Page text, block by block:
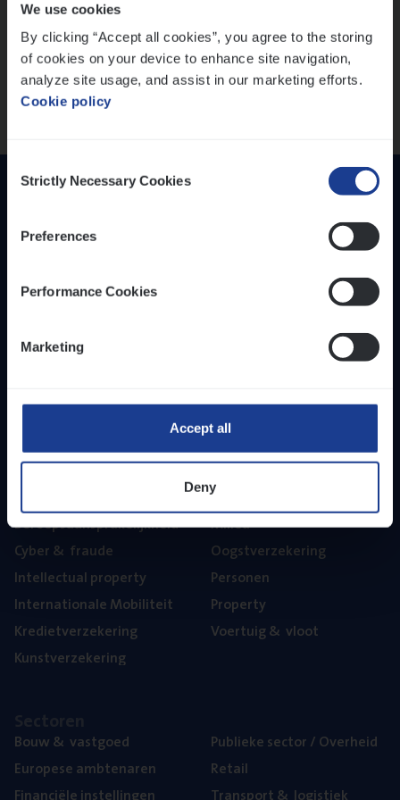
We use cookies
By clicking “Accept all cookies”, you agree to the storing
of cookies on your device to enhance site navigation,
analyze site usage, and assist in our marketing efforts.
Cookie policy
Selection
Strictly Necessary Cookies
Preferences
Performance Cookies
Marketing
Accept all
Deny
IT, Change & Innovation
People Management
Sales Management
Loca­tie
Provincie Limburg
versterken
Mathias houdt van diepgaande dossiers én droge
humor
Thalia zoekt graag oplossingen, in games én op het
werk
Duur­zaam­heid
Part­ner­ships
Beroeps­aan­spra­ke­lijk­heid
Cyber& fraude
Intel­lec­tu­al property
Inter­na­ti­o­na­le Mobiliteit
Kre­diet­ver­ze­ke­ring
Kunst­ver­ze­ke­ring
Mari­ne
Mili­eu
Oogst­ver­ze­ke­ring
Per­so­nen
Pro­per­ty
Voer­tuig& vloot
Bouw& vastgoed
Euro­pe­se ambtenaren
Finan­ci­ë­le instellingen
Publie­ke sec­tor / Overheid
Retail
Trans­port& logistiek